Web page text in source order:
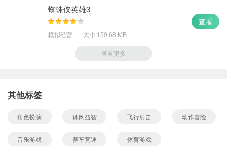
蜘蛛侠英雄3
模拟经营 大小:159.68 MB
查看
查看更多
其他标签
角色扮演 休闲益智 飞行射击 动作冒险
音乐游戏 赛车竞速 体育游戏